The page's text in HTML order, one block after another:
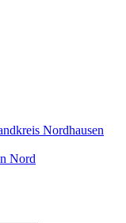
Nordhausen
Nord